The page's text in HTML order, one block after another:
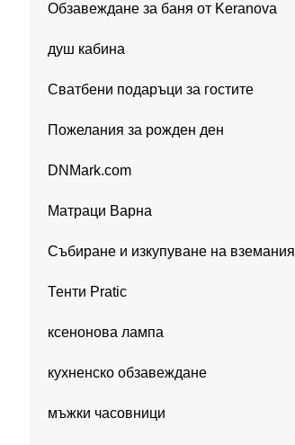
Обзавеждане за баня от Keranova
душ кабина
Сватбени подаръци за гостите
Пожелания за рожден ден
DNMark.com
Матраци Варна
Събиране и изкупуване на вземания
Тенти Pratic
ксенонова лампа
кухненско обзавеждане
мъжки часовници